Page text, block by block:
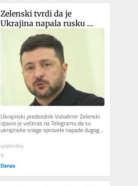
Zelenski tvrdi da je
Ukrajina napala rusku
naftnu i pomorsku
infrastrukturu
Ukrajinski predsednik Volodimir Zelenski
izjavio je večeras na Telegramu da su
ukrajinske snage sprovele napade dugog
dometa na ruske objekte kako bi...
yesterday
9
Danas